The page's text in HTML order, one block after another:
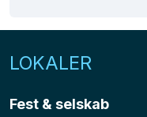
LOKALER
Fest & selskab